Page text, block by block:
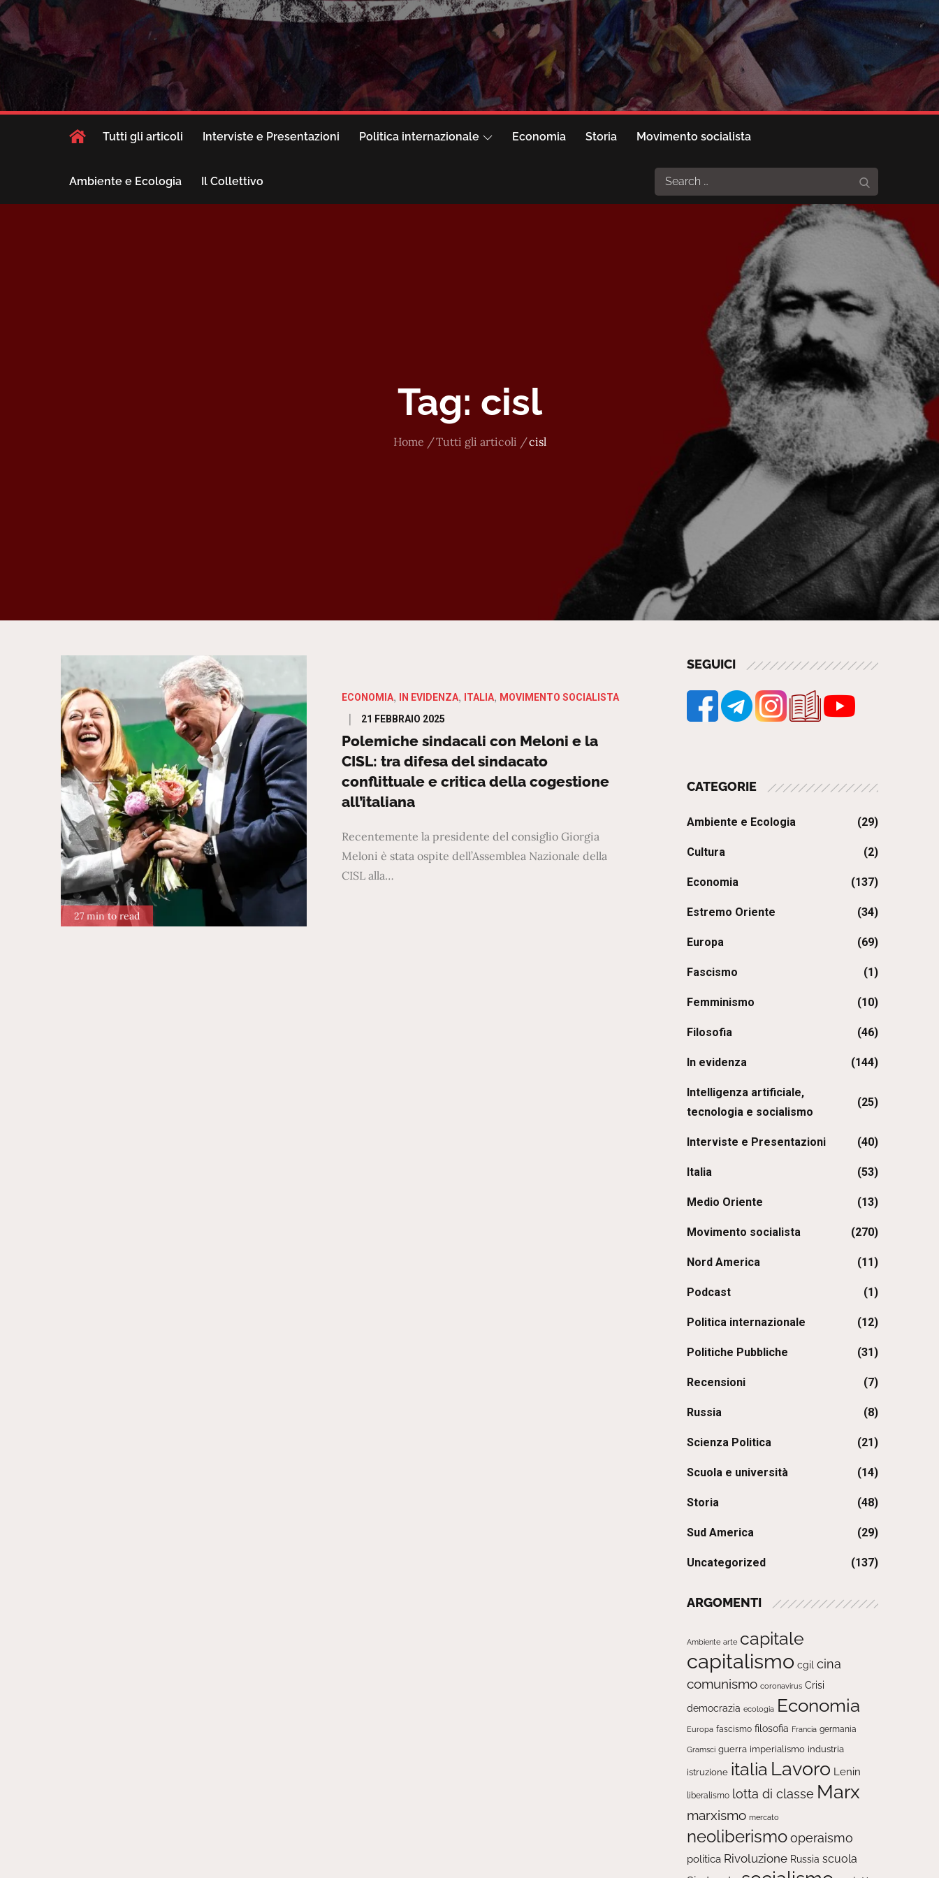
Tutti gli articoli Interviste e Presentazioni Politica internazionale Economia Storia Movimento socialista
Ambiente e Ecologia Il Collettivo
Search
for:
Tag: cisl
Home Tutti gli articoli cisl
27 min to read
ECONOMIA IN EVIDENZA ITALIA MOVIMENTO SOCIALISTA
Posted
on
21 FEBBRAIO 2025
Polemiche sindacali con Meloni e la
CISL: tra difesa del sindacato
conflittuale e critica della cogestione
all’italiana
Recentemente la presidente del consiglio Giorgia
Meloni è stata ospite dell’Assemblea Nazionale della
CISL alla…
SEGUICI
CATEGORIE
Ambiente e Ecologia (29)
Cultura (2)
Economia (137)
Estremo Oriente (34)
Europa (69)
Fascismo (1)
Femminismo (10)
Filosofia (46)
In evidenza (144)
Intelligenza artificiale,
tecnologia e socialismo
(25)
Interviste e Presentazioni (40)
Italia (53)
Medio Oriente (13)
Movimento socialista (270)
Nord America (11)
Podcast (1)
Politica internazionale (12)
Politiche Pubbliche (31)
Recensioni (7)
Russia (8)
Scienza Politica (21)
Scuola e università (14)
Storia (48)
Sud America (29)
Uncategorized (137)
ARGOMENTI
Ambiente arte capitale
capitalismo cgil cina
comunismo coronavirus Crisi
democrazia ecologia Economia
Europa fascismo filosofia Francia germania
Gramsci guerra imperialismo industria
istruzione italia Lavoro Lenin
liberalismo lotta di classe Marx
marxismo mercato
neoliberismooperaismo
politica Rivoluzione Russia scuola